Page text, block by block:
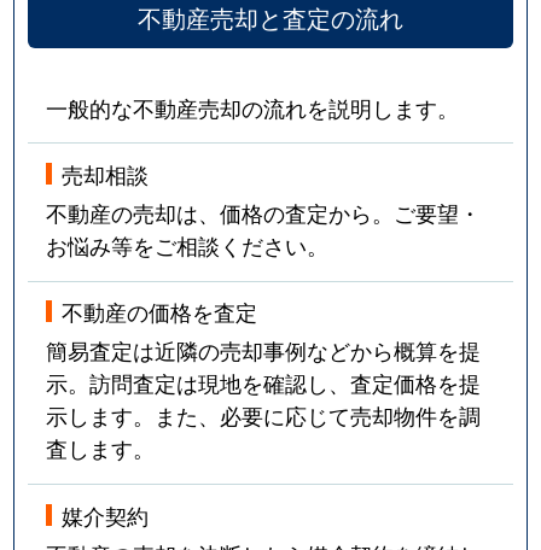
不動産売却と査定の流れ
一般的な不動産売却の流れを説明します。
売却相談
不動産の売却は、価格の査定から。ご要望・
お悩み等をご相談ください。
不動産の価格を査定
簡易査定は近隣の売却事例などから概算を提
示。訪問査定は現地を確認し、査定価格を提
示します。また、必要に応じて売却物件を調
査します。
媒介契約